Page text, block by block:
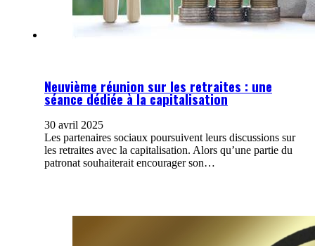
Neuvième réunion sur les retraites : une
séance dédiée à la capitalisation
30 avril 2025
Les partenaires sociaux poursuivent leurs discussions sur
les retraites avec la capitalisation. Alors qu’une partie du
patronat souhaiterait encourager son…